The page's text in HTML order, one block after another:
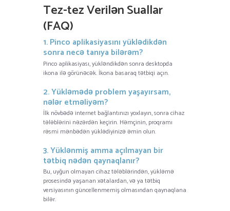
Tez-tez Verilən Suallar
(FAQ)
1. Pinco aplikasiyasını yüklədikdən
sonra necə tanıya bilərəm?
Pinco aplikasiyası, yükləndikdən sonra desktopda
ikona ilə görünəcək. İkona basaraq tətbiqi açın.
2. Yükləmədə problem yaşayırsam,
nələr etməliyəm?
İlk növbədə internet bağlantınızı yoxlayın, sonra cihaz
tələblərini nəzərdən keçirin. Həmçinin, proqramı
rəsmi mənbədən yüklədiyinizə əmin olun.
3. Yüklənmiş amma açılmayan bir
tətbiq nədən qaynaqlanır?
Bu, uyğun olmayan cihaz tələblərindən, yükləmə
prosesində yaşanan xətalardan, və ya tətbiq
versiyasının güncellenmemiş olmasından qaynaqlana
bilər.